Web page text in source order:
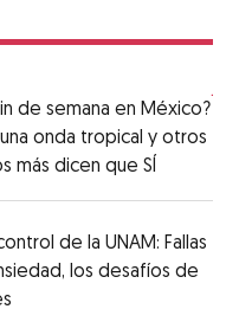
de semana en México?
onda tropical y otros
más dicen que SÍ
de la UNAM: Fallas
los desafíos de